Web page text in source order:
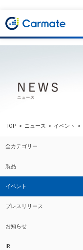
TOP ニュース イベント
全カテゴリー
製品
イベント
プレスリリース
お知らせ
IR